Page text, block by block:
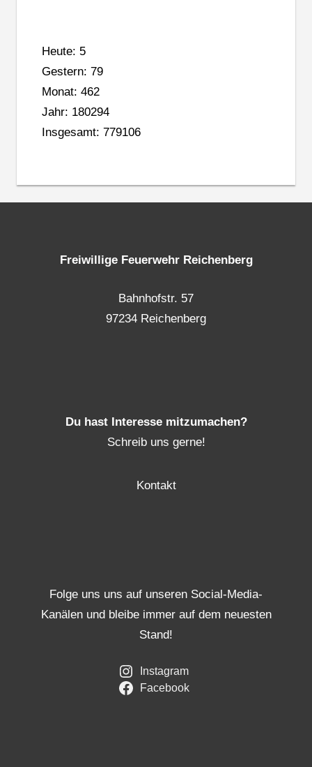
Heute: 5
Gestern: 79
Monat: 462
Jahr: 180294
Insgesamt: 779106
Freiwillige Feuerwehr Reichenberg
Bahnhofstr. 57
97234 Reichenberg
Du hast Interesse mitzumachen?
Schreib uns gerne!
Kontakt
Folge uns uns auf unseren Social-Media-
Kanälen und bleibe immer auf dem neuesten
Stand!
Instagram
Facebook